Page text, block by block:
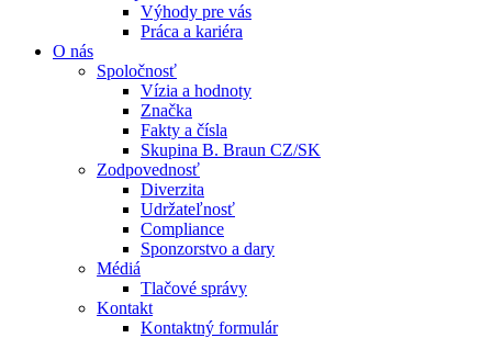
Výhody pre vás
Práca a kariéra
O nás
Spoločnosť
Vízia a hodnoty
Značka
Fakty a čísla
Skupina B. Braun CZ/SK
Zodpovednosť
Diverzita
Udržateľnosť
Compliance
Sponzorstvo a dary
Médiá
Tlačové správy
Kontakt
Kontaktný formulár